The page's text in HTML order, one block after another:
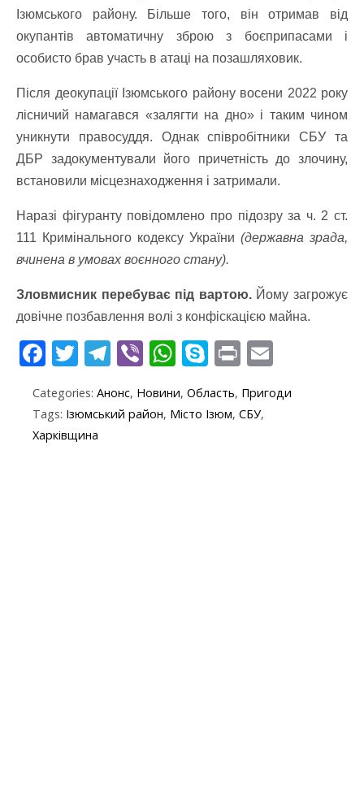
Ізюмського району. Більше того, він отримав від
окупантів автоматичну зброю з боєприпасами і
особисто брав участь в атаці на позашляховик.
Після деокупації Ізюмського району восени 2022 року
лісничий намагався «залягти на дно» і таким чином
уникнути правосуддя. Однак співробітники СБУ та
ДБР задокументували його причетність до злочину,
встановили місцезнаходження і затримали.
Наразі фігуранту повідомлено про підозру за ч. 2 ст.
111 Кримінального кодексу України (державна зрада,
вчинена в умовах воєнного стану).
Зловмисник перебуває під вартою.Йому загрожує
довічне позбавлення волі з конфіскацією майна.
F
e
b
T
itt
er
T
e
gr
Vi
er
W
at
S
y
Pr
t ai
Categories: Анонс, Новини, Область, Пригоди
Tags: Ізюмський район, Місто Ізюм, СБУ,
Харківщина